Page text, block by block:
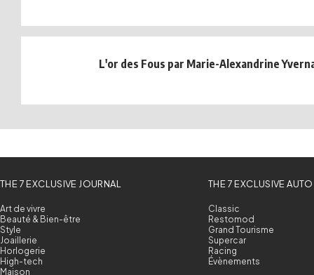
L'or des Fous par Marie-Alexandrine
THE 7 EXCLUSIVE JOURNAL
Art de vivre
Beauté & Bien-être
Style
Joaillerie
Horlogerie
High-tech
Maison
THE 7 EXCLUSIVE AUTO
Classic
Restomod
Grand Tourisme
Supercar
Racing
Évènements